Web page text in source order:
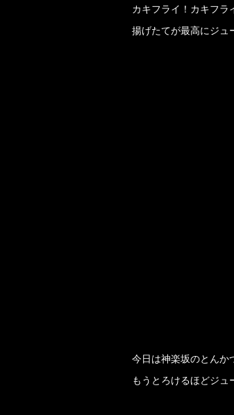
カキフライ！カキフラ
揚げたてが最高にジュ
今日は神楽坂のとんか
もうとろけるほどジュ